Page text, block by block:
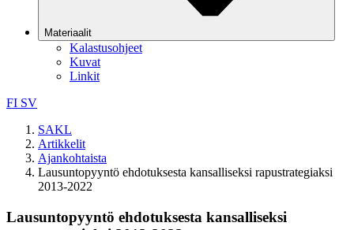
Materiaalit
Kalastusohjeet
Kuvat
Linkit
FI SV
SAKL
Artikkelit
Ajankohtaista
Lausuntopyyntö ehdotuksesta kansalliseksi rapustrategiaksi
2013-2022
Lausuntopyyntö ehdotuksesta kansalliseksi